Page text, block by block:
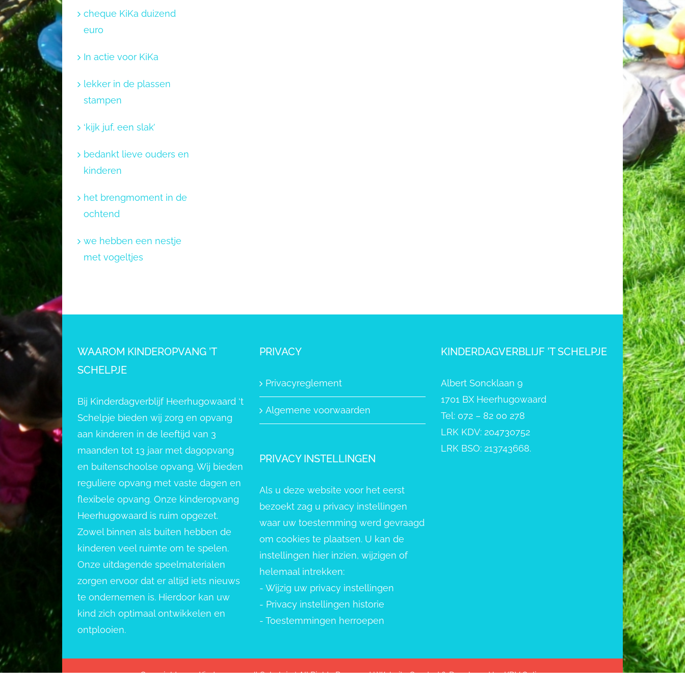
cheque KiKa duizend
euro
In actie voor KiKa
lekker in de plassen
stampen
‘kijk juf, een slak’
bedankt lieve ouders en
kinderen
het brengmoment in de
ochtend
we hebben een nestje
met vogeltjes
WAAROM KINDEROPVANG ’T
SCHELPJE
Bij Kinderdagverblijf Heerhugowaard ‘t
Schelpje bieden wij zorg en opvang
aan kinderen in de leeftijd van 3
maanden tot 13 jaar met dagopvang
en buitenschoolse opvang. Wij bieden
reguliere opvang met vaste dagen en
flexibele opvang. Onze kinderopvang
Heerhugowaard is ruim opgezet.
Zowel binnen als buiten hebben de
kinderen veel ruimte om te spelen.
Onze uitdagende speelmaterialen
zorgen ervoor dat er altijd iets nieuws
te ondernemen is. Hierdoor kan uw
kind zich optimaal ontwikkelen en
ontplooien.
PRIVACY
Privacyreglement
Algemene voorwaarden
PRIVACY INSTELLINGEN
Als u deze website voor het eerst
bezoekt zag u privacy instellingen
waar uw toestemming werd gevraagd
om cookies te plaatsen. U kan de
instellingen hier inzien, wijzigen of
helemaal intrekken:
- Wijzig uw privacy instellingen
- Privacy instellingen historie
- Toestemmingen herroepen
KINDERDAGVERBLIJF ’T SCHELPJE
Albert Soncklaan 9
1701 BX Heerhugowaard
Tel: 072 – 82 00 278
LRK KDV: 204730752
LRK BSO: 213743668.
Copyright 2022 Kinderopvang 't Schelpje | All Rights Reserved | Website Created & Developed byKDV Online